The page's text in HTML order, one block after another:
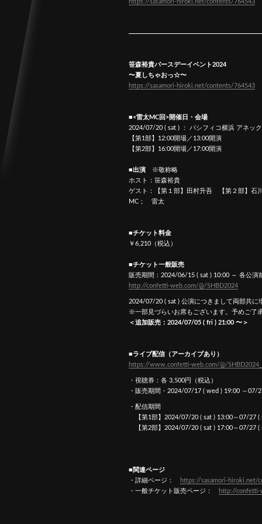
https://sasamori-hiroki.net/contents/764543
笹森裕貴バースデーイベント2024
〜夏しちゃおっ☆〜
https://sasamori-hiroki.net/contents/764543
■<雷太MC回>開催日・会場
2024/07/20 ( sat ) ： パシフィコ横浜 アネッ
【第1部】12:00開場／13:00開演
【第2部】16:00開場／17:00開演
■出演 ※敬称略
ホスト：笹森裕貴
ゲスト：【第１部】田村升吾 【第２部】石
MC； 雷太
■チケット料金
￥6,210（税込）
■チケット一般販売
販売期間：2024/06/15 ( sat ) 10:00 ～ 各公演
http://confetti-web.com/@/SHBD2024
2024/07/20 ( sat ) 公演につきまして両部共に
※一部見づらいお席もございます。予めご了
＜追加販売：2024/07/05 ( fri ) 21:00 〜＞
■ライブ配信（アーカイブあり）
https://www.confetti-web.com/@/
・視聴券：各 3,500円（税込）
・販売期間・2024/07/17 ( wed ) 19:00 ～07/
・配信期間
【第1部】2024/07/20 ( sat ) 13:00～07/27 (
【第2部】2024/07/20 ( sat ) 17:00～07/27 (
■関連ページ​
・詳細ページ：
https://sasamori-hiroki.net/
・一般チケット販売ページ：
http://confetti-